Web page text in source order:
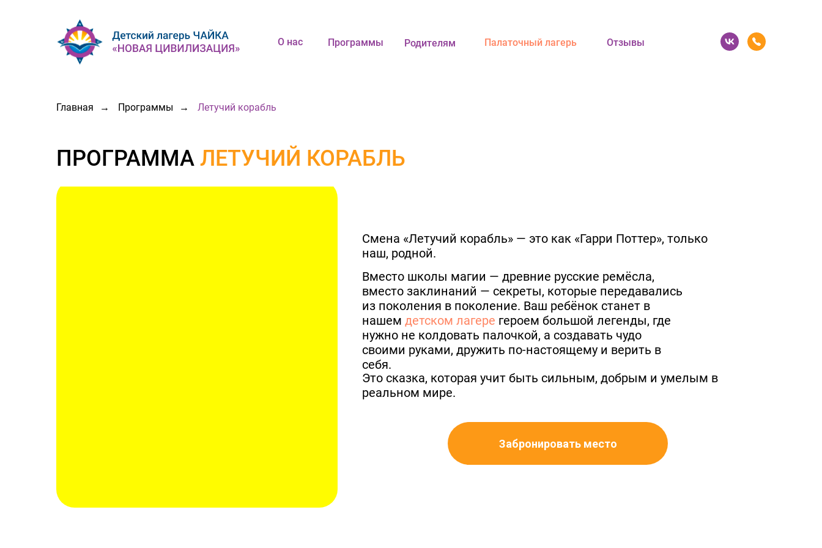
О нас Палаточный лагерь
Программы Родителям Отзывы
Главная → Программы → Летучий корабль
ПРОГРАММА ЛЕТУЧИЙ КОРАБЛЬ
Вместо школы магии — древние русские ремёсла,
вместо заклинаний — секреты, которые передавались
из поколения в поколение. Ваш ребёнок станет в
нашем детском лагере героем большой легенды, где
нужно не колдовать палочкой, а создавать чудо
своими руками, дружить по-настоящему и верить в
себя.
Забронировать место
Смена «Летучий корабль» — это как «Гарри Поттер», только
наш, родной.
Это сказка, которая учит быть сильным, добрым и умелым в
реальном мире.